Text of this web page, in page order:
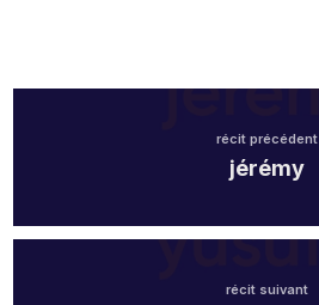
récit précédent
jérémy
récit suivant